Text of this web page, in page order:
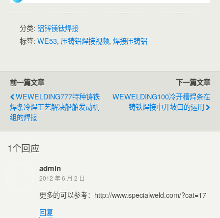
分类: 铝锌镁钛焊接
标签: WE53, 压铸铝焊接视频, 焊接压铸铝
前一篇文章
WEWELDING777特种铸铁
焊条冷焊工艺解决船舶发动机
组的焊接
下一篇文章
WEWELDING100冷开槽焊条在
铸铁焊接中开坡口的运用
1个回应
admin
2012 年 6 月 2 日
更多的可以参考：http://www.specialweld.com/?cat=17
回复